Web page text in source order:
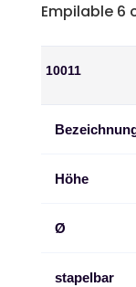
Empilable 6
10011
Höhe
Ø
stapelbar